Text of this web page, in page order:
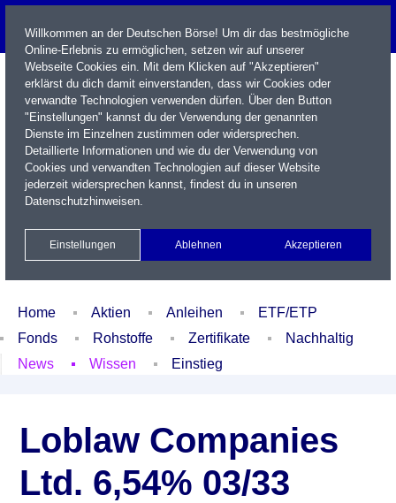
Name / WKN / ISIN / Kürzel
Xetra Realtime
Watchlist Portfolio Login
Home Aktien Anleihen
ETF/ETP
Fonds
Rohstoffe Zertifikate
Nachhaltig
News
Wissen Einstieg
Loblaw Companies
Ltd. 6,54% 03/33
Willkommen an der Deutschen Börse! Um dir das bestmögliche
Online-Erlebnis zu ermöglichen, setzen wir auf unserer
Webseite Cookies ein. Mit dem Klicken auf "Akzeptieren"
erklärst du dich damit einverstanden, dass wir Cookies oder
verwandte Technologien verwenden dürfen. Über den Button
"Einstellungen" kannst du der Verwendung der genannten
Dienste im Einzelnen zustimmen oder widersprechen.
Detaillierte Informationen und wie du der Verwendung von
Cookies und verwandten Technologien auf dieser Website
jederzeit widersprechen kannst, findest du in unseren
Datenschutzhinweisen.
Einstellungen Ablehnen Akzeptieren